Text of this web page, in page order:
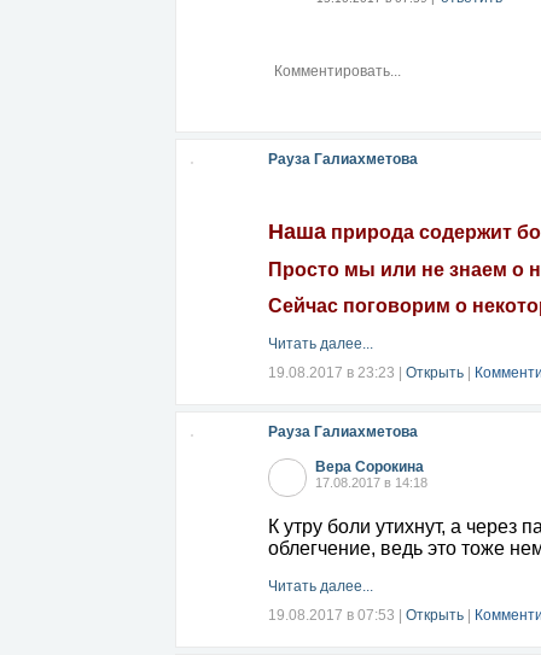
Рауза Галиахметова
Наша природа содержит
Просто мы или не знаем о
Сейчас поговорим о
Читать далее...
19.08.2017 в 23:23
Открыть
Рауза Галиахметова
Вера Сорокина
17.08.2017 в 14:18
К утру боли утихнут, а через
облегчение, ведь это тоже
Читать далее...
19.08.2017 в 07:53
Открыть